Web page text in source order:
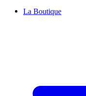
La Boutique